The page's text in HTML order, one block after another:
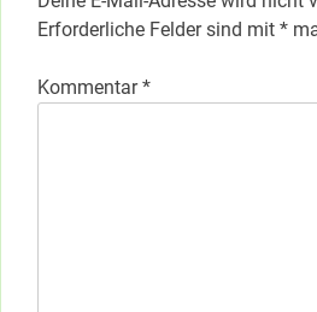
Erforderliche Felder sind mit *
Kommentar*